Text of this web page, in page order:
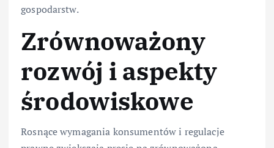
gospodarstw.
Zrównoważony
rozwój i aspekty
środowiskowe
Rosnące wymagania konsumentów i regulacje